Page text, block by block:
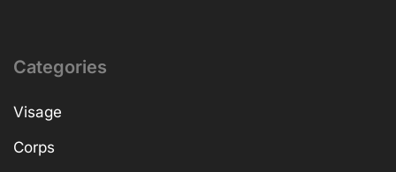
Categories
Visage
Corps